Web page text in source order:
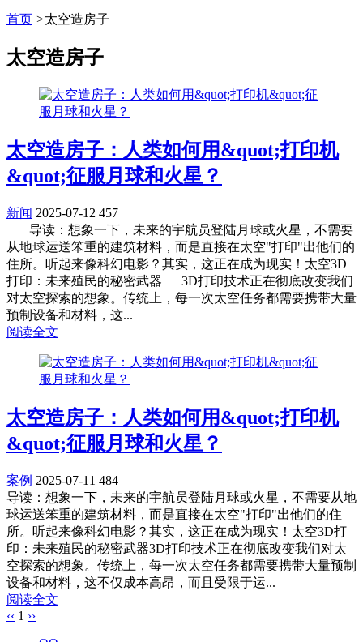
首页 >太空造房子
太空造房子
太空造房子：人类如何用&quot;打印机
&quot;征服月球和火星？
新闻 2025-07-12 457
导读：想象一下，未来的宇航员登陆月球或火星，不需要
从地球运送笨重的建筑材料，而是直接在太空"打印"出他们的
住所。听起来像科幻电影？其实，这正在成为现实！太空3D
打印：未来殖民的秘密武器 3D打印技术正在彻底改变我们
对太空探索的想象。传统上，每一次太空任务都需要携带大量
预制设备和材料，这...
阅读全文
太空造房子：人类如何用&quot;打印机
&quot;征服月球和火星？
案例 2025-07-11 484
导读：想象一下，未来的宇航员登陆月球或火星，不需要从地
球运送笨重的建筑材料，而是直接在太空"打印"出他们的住
所。听起来像科幻电影？其实，这正在成为现实！太空3D打
印：未来殖民的秘密武器3D打印技术正在彻底改变我们对太
空探索的想象。传统上，每一次太空任务都需要携带大量预制
设备和材料，这不仅成本高昂，而且受限于运...
阅读全文
‹‹ 1 ››